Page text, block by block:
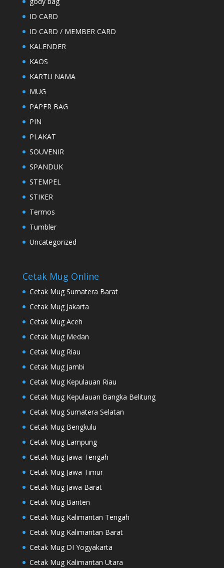
ID CARD
ID CARD / MEMBER CARD
KALENDER
KAOS
KARTU NAMA
MUG
PAPER BAG
PIN
PLAKAT
SOUVENIR
SPANDUK
STEMPEL
STIKER
Termos
Tumbler
Uncategorized
Cetak Mug Online
Cetak Mug Sumatera Barat
Cetak Mug Jakarta
Cetak Mug Aceh
Cetak Mug Medan
Cetak Mug Riau
Cetak Mug Jambi
Cetak Mug Kepulauan Riau
Cetak Mug Kepulauan Bangka Belitung
Cetak Mug Sumatera Selatan
Cetak Mug Bengkulu
Cetak Mug Lampung
Cetak Mug Jawa Tengah
Cetak Mug Jawa Timur
Cetak Mug Jawa Barat
Cetak Mug Banten
Cetak Mug Kalimantan Tengah
Cetak Mug Kalimantan Barat
Cetak Mug DI Yogyakarta
Cetak Mug Kalimantan Utara